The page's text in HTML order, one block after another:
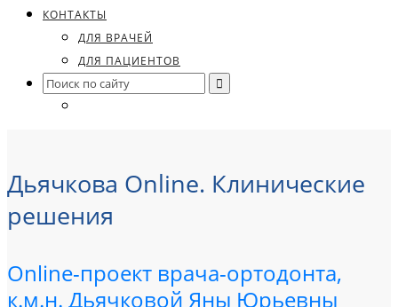
КОНТАКТЫ
ДЛЯ ВРАЧЕЙ
ДЛЯ ПАЦИЕНТОВ
Search
for:
Дьячкова Online. Клинические
решения
Online-проект врача-ортодонта,
к.м.н. Дьячковой Яны Юрьевны